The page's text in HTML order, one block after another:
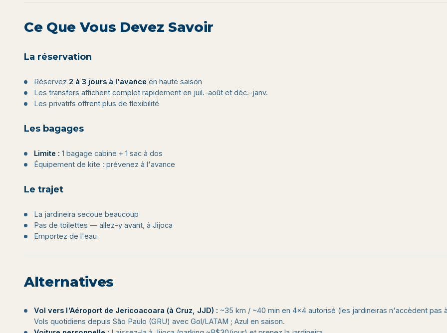
Ce Que Vous Devez Savoir
La réservation
Réservez 2 à 3 jours à l'avance en haute saison
Les transfers affichent complet rapidement en juil.-août et déc.-janv.
Les privatifs offrent plus de flexibilité
Les bagages
Limite : 1 bagage cabine + 1 sac à dos
Équipement de kite : prévenez à l'avance
Le trajet
La jardineira secoue beaucoup
Pas de toilettes — allez-y avant, à Jijoca
Emportez de l'eau
Alternatives
Vol vers l'Aéroport de Jericoacoara (à Cruz, JJD) : ~35 km / ~40 min en 4×4 autorisé (les jardineiras n'accèdent pas
Vols quotidiens depuis São Paulo (GRU) avec Gol/LATAM ; Azul en saison.